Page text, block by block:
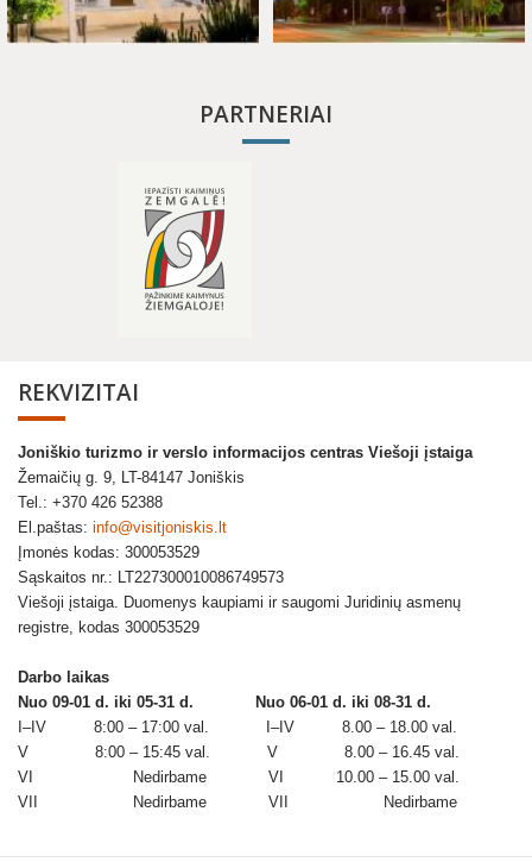
PARTNERIAI
REKVIZITAI
Joniškio turizmo ir verslo informacijos centras Viešoji įstaiga
Žemaičių g. 9, LT-84147 Joniškis
Tel.: +370 426 52388
El.paštas: info@visitjoniskis.lt
Įmonės kodas: 300053529
Sąskaitos nr.: LT227300010086749573
Viešoji įstaiga. Duomenys kaupiami ir saugomi Juridinių asmenų
registre, kodas 300053529
Darbo laikas
Nuo 09-01 d. iki 05-31 d.
Nuo 06-01 d. iki 08-31 d.
I–IV 8:00 – 17:00 val. I–IV 8.00 – 18.00 val.
V 8:00 – 15:45 val. V 8.00 – 16.45 val.
VI Nedirbame VI 10.00 – 15.00 val.
VII Nedirbame VII Nedirbame